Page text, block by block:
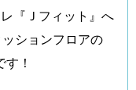
『Ｊフィット』へ
ションフロアの
！